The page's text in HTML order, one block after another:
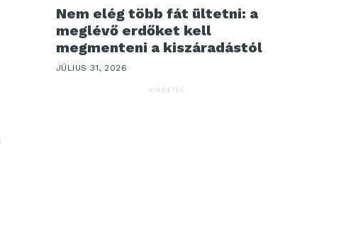
Nem elég több fát ültetni: a
meglévő erdőket kell
megmenteni a kiszáradástól
JÚLIUS 31, 2026
HIRDETÉS